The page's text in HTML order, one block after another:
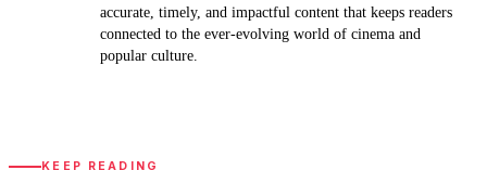
accurate, timely, and impactful content that keeps readers
connected to the ever-evolving world of cinema and
popular culture.
KEEP READING